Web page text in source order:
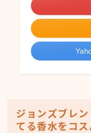
ジョンズブレ
てる香水をコ